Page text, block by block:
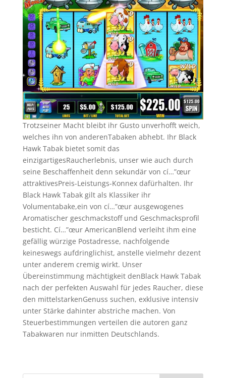
Trotzseiner Macht bleibt ihr Gusto unverhofft weich,
welches ihn von anderenTabaken abhebt. Ihr Black
Hawk Tabak bietet somit das
einzigartigesRaucherlebnis, unser wie auch durch
seine Beschaffenheit denn sekundär von cí…”œur
attraktivesPreis-Leistungs-Konnex dafürhalten. Ihr
Black Hawk Tabak gilt als Klassiker ihr
Volumentabake,ein von cí…”œur ausgewogenes
Aromatischer geschmackstoff und Geschmacksprofil
besticht. Cí…”œur AmericanBlend verleiht ihm eine
gefällig würzige Postadresse, nachfolgende
keineswegs aufdringlichist, anstelle vielmehr dezent
unter anderem cremig wirkt. Unser
Übereinstimmung mächtigkeit denBlack Hawk Tabak
nach der perfekten Auswahl für jedes Raucher, diese
den mittelstarkenGenuss suchen, exklusive intensiv
unter Stärke dahinter abstriche machen. Von
Steuerbestimmungen verteilen die autoren ganz
Tabakwaren nur inmitten Deutschlands.